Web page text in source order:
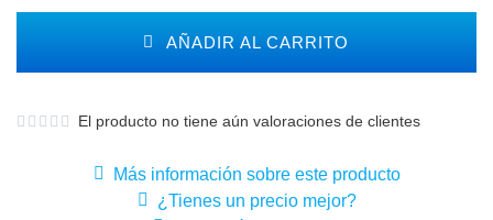
AÑADIR AL CARRITO
El producto no tiene aún valoraciones de clientes
Más información sobre este producto
¿Tienes un precio mejor?